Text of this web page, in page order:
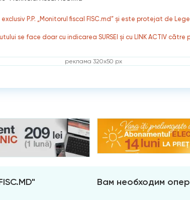
P.P. „Monitorul fiscal FISC.md” și este protejat de
se face doar cu indicarea SURSEI și cu LINK ACTIV către
реклама 320x50 px
Вам необходим